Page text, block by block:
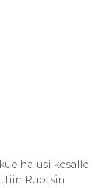
halusi kesälle
Ruotsin